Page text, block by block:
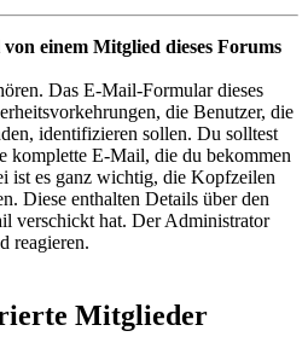
einem Mitglied dieses Forums
Das E-Mail-Formular dieses
die Benutzer, die
identifizieren sollen. Du solltest
komplette E-Mail, die du bekommen
ist es ganz wichtig, die Kopfzeilen
Diese enthalten Details über den
verschickt hat. Der Administrator
reagieren.
Mitglieder